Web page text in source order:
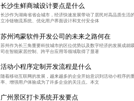
长沙生鲜商城设计要点是什么
长沙作为湖南省省会城市，经济快速发展带动了居民对高品质生
立冷链物流系统、优化用户界面设计和支付安全体
苏州鸿蒙软件开发公司的未来之路何在
苏州作为长三角重要科技城市的区位优势以及数字经济的发展成
司在智能家居控制、跨平台应用等领域取得了显著
活动小程序定制开发流程是什么
随着移动互联网的发展，越来越多的企业开始意识到活动小程序
率、增强用户体验成为了许多企业的关注点。本文
广州景区打卡系统开发要点